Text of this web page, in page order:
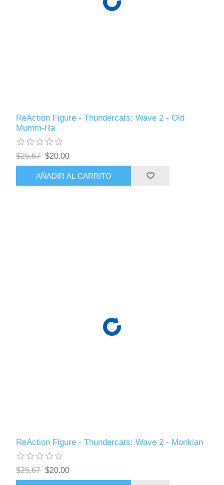
ReAction Figure - Thundercats: Wave 2 - Old
Mumm-Ra
$25.67 $20.00
AÑADIR AL CARRITO
ReAction Figure - Thundercats: Wave 2 - Monkian
$25.67 $20.00